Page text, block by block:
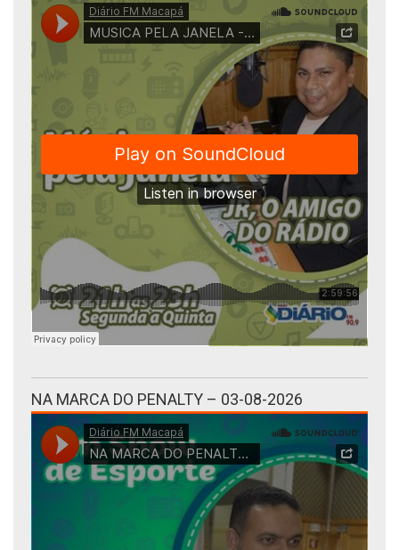
NA MARCA DO PENALTY – 03-08-2026